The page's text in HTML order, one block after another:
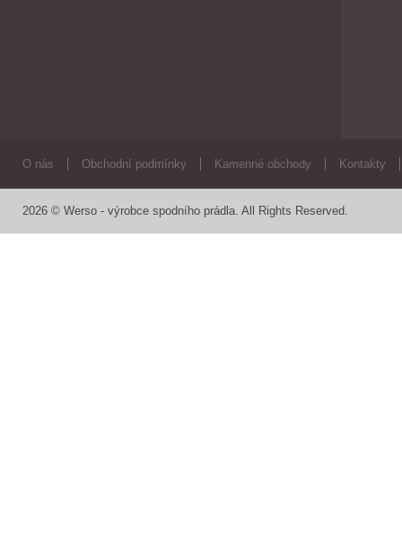
O nás Obchodní podmínky Kamenné obchody Kontakty
2026 © Werso - výrobce spodního prádla. All Rights Reserved.